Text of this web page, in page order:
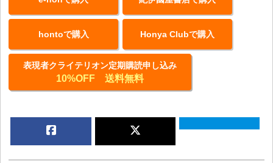
hontoで購入 Honya Clubで購入
表現者クライテリオン定期購読申し込み
10%OFF 送料無料